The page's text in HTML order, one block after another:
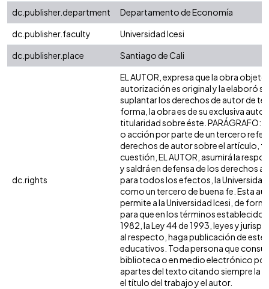
dc.publisher.department
Departamento de Economía
dc.publisher.faculty
Universidad Icesi
dc.publisher.place
Santiago de Cali
dc.rights
EL AUTOR, expresa que la obra
autorización es original y la elaboró
suplantar los derechos de autor de
forma, la obra es de su exclusiva
titularidad sobre éste. PARÁGRAFO:
o acción por parte de un tercero
derechos de autor sobre el artículo,
cuestión, EL AUTOR, asumirá la
y saldrá en defensa de los derechos
para todos los efectos, la Universidad
como un tercero de buena fe. Esta
permite a la Universidad Icesi, de
para que en los términos establecidos
1982, la Ley 44 de 1993, leyes y
al respecto, haga publicación de este
educativos. Toda persona que
biblioteca o en medio electrónico
apartes del texto citando siempre la
el título del trabajo y el autor.